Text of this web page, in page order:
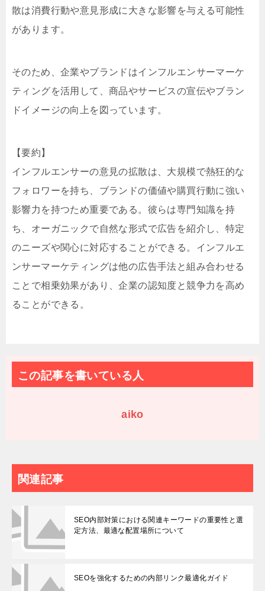
散は消費行動や意見形成に大きな影響を与える可能性
があります。
そのため、企業やブランドはインフルエンサーマーケ
ティングを活用して、商品やサービスの宣伝やブラン
ドイメージの向上を図っています。
【要約】
インフルエンサーの意見の拡散は、大規模で熱狂的な
フォロワーを持ち、ブランドの価値や購買行動に強い
影響力を持つため重要である。彼らは専門知識を持
ち、オーガニックで自然な形式で広告を紹介し、特定
のニーズや関心に対応することができる。インフルエ
ンサーマーケティングは他の広告手法と組み合わせる
ことで相乗効果があり、企業の認知度と競争力を高め
ることができる。
この記事を書いている人
aiko
関連記事
SEO内部対策における関連キーワードの重要性と選
定方法、最適な配置場所について
SEOを強化するための内部リンク最適化ガイド